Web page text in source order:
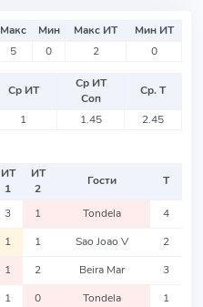
Макс Мин Макс ИТ
Мин ИТ
5 0 2 0
Ср ИТ
Ср ИТ
Соп
Ср. Т
1 1.45 2.45
ИТ
1
ИТ
2
Гости Т
3 1 Tondela 4
1 1 Sao Joao V 2
1 2 Beira Mar 3
1 0 Tondela 1